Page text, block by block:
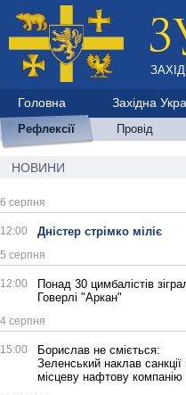
Головна Західна
Рефлексії Провід
НОВИНИ
6 серпня
12:00 Дністер стрімко міліє
5 серпня
12:00
Понад 30 цимбалістів
Говерлі "Аркан"
4 серпня
15:00
Борислав не сміється:
Зеленський наклав санкції
місцеву нафтову компанію